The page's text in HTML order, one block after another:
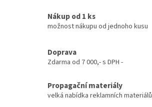
Nákup od 1 ks
možnost nákupu od jednoho kusu
Doprava
Zdarma od 7 000,- s DPH -
Propagační materiály
velká nabídka reklamních materiálů